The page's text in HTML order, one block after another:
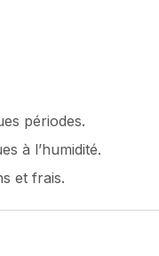
périodes.
à l’humidité.
et frais.